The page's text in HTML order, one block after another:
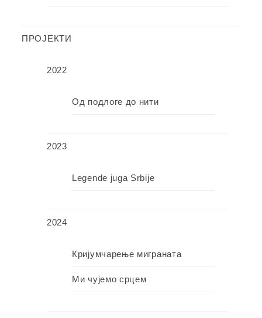
ПРОЈЕКТИ
2022
Од подлоге до нити
2023
Legende juga Srbije
2024
Кријумчарење миграната
Ми чујемо срцем